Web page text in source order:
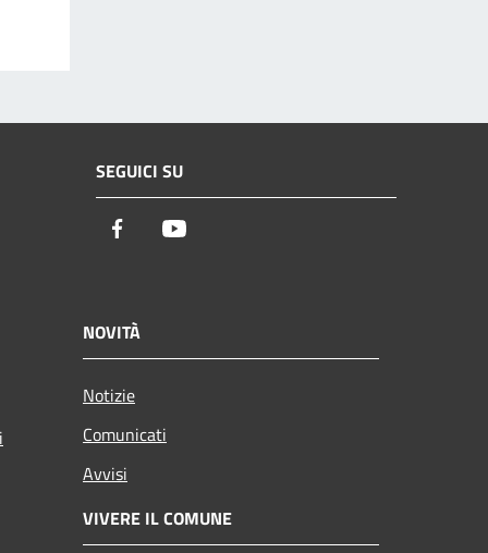
SEGUICI SU
Facebook
NOVITÀ
Notizie
Comunicati
Avvisi
VIVERE IL COMUNE